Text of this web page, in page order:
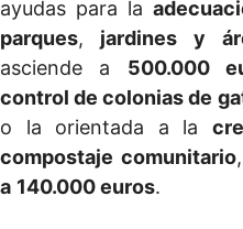
ayudas para la
parques, jardines y
asciende a 500.000
control de colonias de
o la orientada a la
compostaje comunitario
a 140.000 euros.